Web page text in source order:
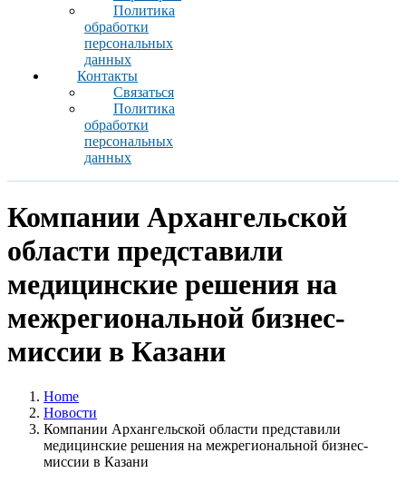
Политика
обработки
персональных
данных
Контакты
Связаться
Политика
обработки
персональных
данных
Компании Архангельской
области представили
медицинские решения на
межрегиональной бизнес-
миссии в Казани
Home
Новости
Компании Архангельской области представили
медицинские решения на межрегиональной бизнес-
миссии в Казани